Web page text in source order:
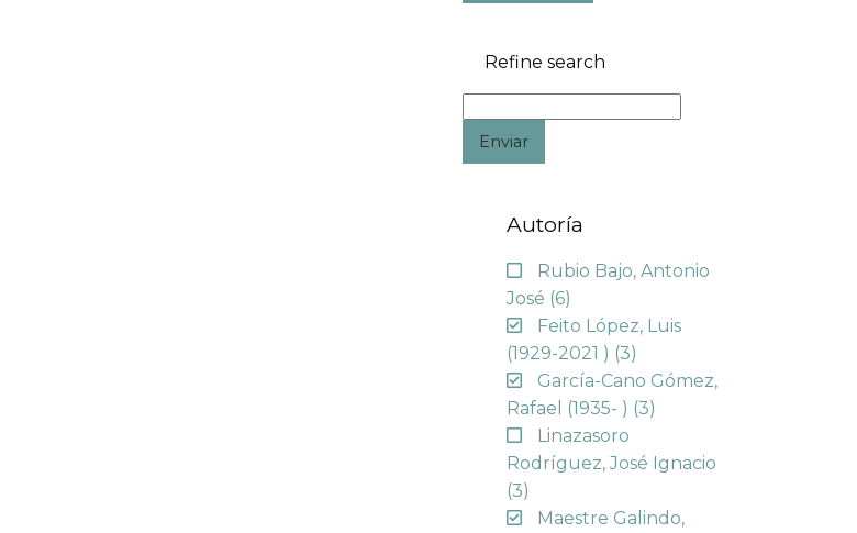
Refine search
Enviar
Autoría
Rubio Bajo, Antonio
José (6)
Feito López, Luis
(1929-2021 ) (3)
García-Cano Gómez,
Rafael (1935- ) (3)
Linazasoro
Rodríguez, José Ignacio
(3)
Maestre Galindo,